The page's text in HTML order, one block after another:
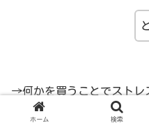
→何かを買うことでストレ
ます。
ホーム 検索